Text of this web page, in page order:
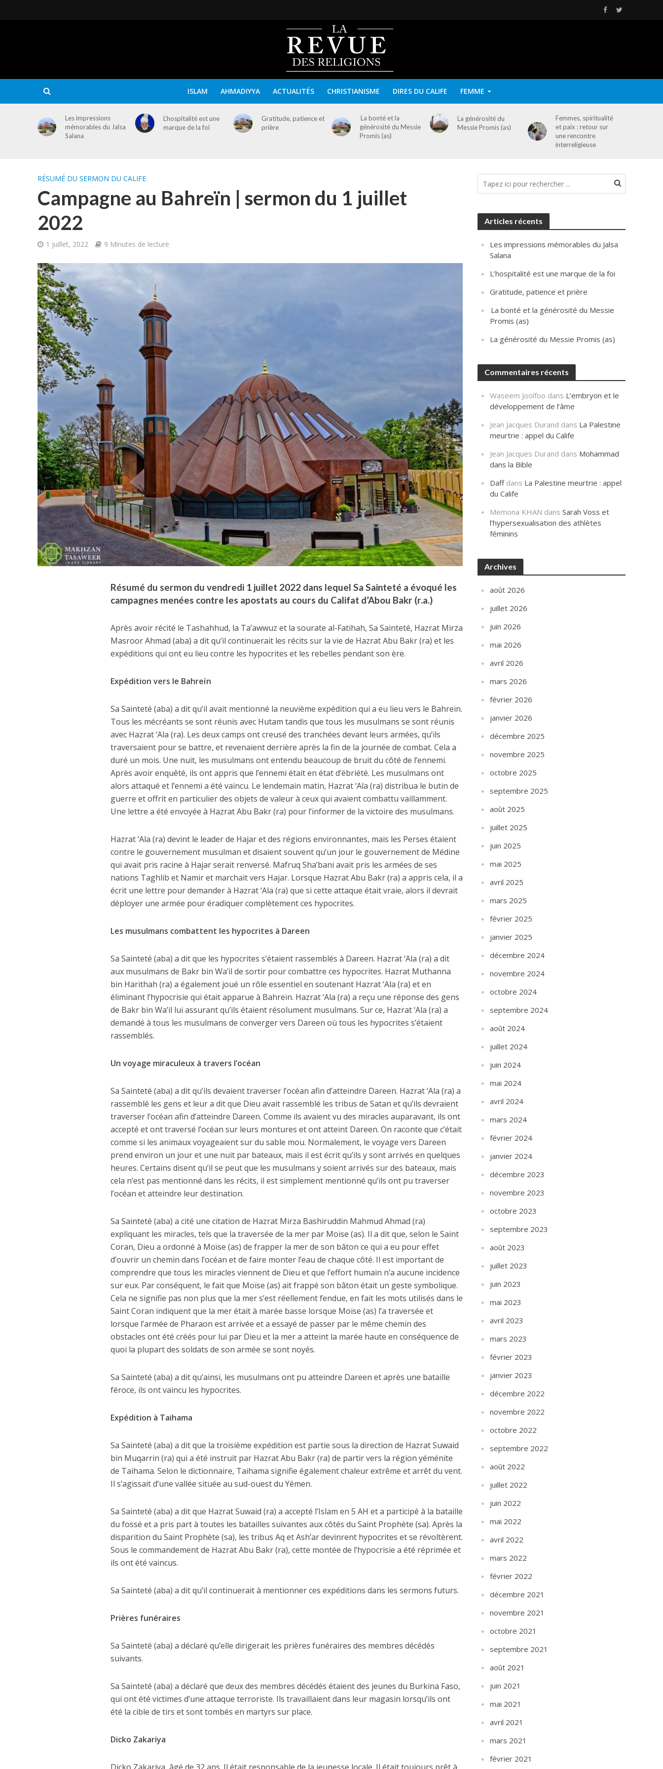
ISLAM AHMADIYYA ACTUALITÉS CHRISTIANISME DIRES DU CALIFE FEMME
Les impressions
mémorables du Jalsa
Salana
L’hospitalité est une
marque de la foi
Gratitude, patience et
prière
La bonté et la
générosité du Messie
Promis (as)
La générosité du
Messie Promis (as)
Femmes, spiritualité
et paix : retour sur
une rencontre
interreligieuse
RÉSUMÉ DU SERMON DU CALIFE
Campagne au Bahreïn | sermon du 1 juillet
2022
1 juillet, 2022 9 Minutes de lecture
Résumé du sermon du vendredi 1 juillet 2022 dans lequel Sa Sainteté a évoqué les
campagnes menées contre les apostats au cours du Califat d’Abou Bakr (r.a.)
Après avoir récité le Tashahhud, la Ta’awwuz et la sourate al-Fatihah, Sa Sainteté, Hazrat Mirza
Masroor Ahmad (aba) a dit qu’il continuerait les récits sur la vie de Hazrat Abu Bakr (ra) et les
expéditions qui ont eu lieu contre les hypocrites et les rebelles pendant son ère.
Expédition vers le Bahreïn
Sa Sainteté (aba) a dit qu’il avait mentionné la neuvième expédition qui a eu lieu vers le Bahreïn.
Tous les mécréants se sont réunis avec Hutam tandis que tous les musulmans se sont réunis
avec Hazrat ‘Ala (ra). Les deux camps ont creusé des tranchées devant leurs armées, qu’ils
traversaient pour se battre, et revenaient derrière après la fin de la journée de combat. Cela a
duré un mois. Une nuit, les musulmans ont entendu beaucoup de bruit du côté de l’ennemi.
Après avoir enquêté, ils ont appris que l’ennemi était en état d’ébriété. Les musulmans ont
alors attaqué et l’ennemi a été vaincu. Le lendemain matin, Hazrat ‘Ala (ra) distribua le butin de
guerre et offrit en particulier des objets de valeur à ceux qui avaient combattu vaillamment.
Une lettre a été envoyée à Hazrat Abu Bakr (ra) pour l’informer de la victoire des musulmans.
Hazrat ‘Ala (ra) devint le leader de Hajar et des régions environnantes, mais les Perses étaient
contre le gouvernement musulman et disaient souvent qu’un jour le gouvernement de Médine
qui avait pris racine à Hajar serait renversé. Mafruq Sha’bani avait pris les armées de ses
nations Taghlib et Namir et marchait vers Hajar. Lorsque Hazrat Abu Bakr (ra) a appris cela, il a
écrit une lettre pour demander à Hazrat ‘Ala (ra) que si cette attaque était vraie, alors il devrait
déployer une armée pour éradiquer complètement ces hypocrites.
Les musulmans combattent les hypocrites à Dareen
Sa Sainteté (aba) a dit que les hypocrites s’étaient rassemblés à Dareen. Hazrat ‘Ala (ra) a dit
aux musulmans de Bakr bin Wa’il de sortir pour combattre ces hypocrites. Hazrat Muthanna
bin Harithah (ra) a également joué un rôle essentiel en soutenant Hazrat ‘Ala (ra) et en
éliminant l’hypocrisie qui était apparue à Bahreïn. Hazrat ‘Ala (ra) a reçu une réponse des gens
de Bakr bin Wa’il lui assurant qu’ils étaient résolument musulmans. Sur ce, Hazrat ‘Ala (ra) a
demandé à tous les musulmans de converger vers Dareen où tous les hypocrites s’étaient
rassemblés.
Un voyage miraculeux à travers l’océan
Sa Sainteté (aba) a dit qu’ils devaient traverser l’océan afin d’atteindre Dareen. Hazrat ‘Ala (ra) a
rassemblé les gens et leur a dit que Dieu avait rassemblé les tribus de Satan et qu’ils devraient
traverser l’océan afin d’atteindre Dareen. Comme ils avaient vu des miracles auparavant, ils ont
accepté et ont traversé l’océan sur leurs montures et ont atteint Dareen. On raconte que c’était
comme si les animaux voyageaient sur du sable mou. Normalement, le voyage vers Dareen
prend environ un jour et une nuit par bateaux, mais il est écrit qu’ils y sont arrivés en quelques
heures. Certains disent qu’il se peut que les musulmans y soient arrivés sur des bateaux, mais
cela n’est pas mentionné dans les récits, il est simplement mentionné qu’ils ont pu traverser
l’océan et atteindre leur destination.
Sa Sainteté (aba) a cité une citation de Hazrat Mirza Bashiruddin Mahmud Ahmad (ra)
expliquant les miracles, tels que la traversée de la mer par Moïse (as). Il a dit que, selon le Saint
Coran, Dieu a ordonné à Moïse (as) de frapper la mer de son bâton ce qui a eu pour effet
d’ouvrir un chemin dans l’océan et de faire monter l’eau de chaque côté. Il est important de
comprendre que tous les miracles viennent de Dieu et que l’effort humain n’a aucune incidence
sur eux. Par conséquent, le fait que Moïse (as) ait frappé son bâton était un geste symbolique.
Cela ne signifie pas non plus que la mer s’est réellement fendue, en fait les mots utilisés dans le
Saint Coran indiquent que la mer était à marée basse lorsque Moïse (as) l’a traversée et
lorsque l’armée de Pharaon est arrivée et a essayé de passer par le même chemin des
obstacles ont été créés pour lui par Dieu et la mer a atteint la marée haute en conséquence de
quoi la plupart des soldats de son armée se sont noyés.
Sa Sainteté (aba) a dit qu’ainsi, les musulmans ont pu atteindre Dareen et après une bataille
féroce, ils ont vaincu les hypocrites.
Expédition à Taihama
Sa Sainteté (aba) a dit que la troisième expédition est partie sous la direction de Hazrat Suwaid
bin Muqarrin (ra) qui a été instruit par Hazrat Abu Bakr (ra) de partir vers la région yéménite
de Taihama. Selon le dictionnaire, Taihama signifie également chaleur extrême et arrêt du vent.
Il s’agissait d’une vallée située au sud-ouest du Yémen.
Sa Sainteté (aba) a dit que Hazrat Suwaid (ra) a accepté l’Islam en 5 AH et a participé à la bataille
du fossé et a pris part à toutes les batailles suivantes aux côtés du Saint Prophète (sa). Après la
disparition du Saint Prophète (sa), les tribus Aq et Ash’ar devinrent hypocrites et se révoltèrent.
Sous le commandement de Hazrat Abu Bakr (ra), cette montée de l’hypocrisie a été réprimée et
ils ont été vaincus.
Sa Sainteté (aba) a dit qu’il continuerait à mentionner ces expéditions dans les sermons futurs.
Prières funéraires
Sa Sainteté (aba) a déclaré qu’elle dirigerait les prières funéraires des membres décédés
suivants.
Sa Sainteté (aba) a déclaré que deux des membres décédés étaient des jeunes du Burkina Faso,
qui ont été victimes d’une attaque terroriste. Ils travaillaient dans leur magasin lorsqu’ils ont
été la cible de tirs et sont tombés en martyrs sur place.
Dicko Zakariya
Articles récents
Les impressions mémorables du Jalsa
Salana
L’hospitalité est une marque de la foi
Gratitude, patience et prière
La bonté et la générosité du Messie
Promis (as)
La générosité du Messie Promis (as)
Commentaires récents
Waseem Joolfoo dans L’embryon et le
développement de l’âme
Jean Jacques Durand dans La Palestine
meurtrie : appel du Calife
Jean Jacques Durand dans Mohammad
dans la Bible
Daffdans La Palestine meurtrie : appel
du Calife
Memona KHAN dansSarah Voss et
l’hypersexualisation des athlètes
féminins
Archives
août 2026
juillet 2026
juin 2026
mai 2026
avril 2026
mars 2026
février 2026
janvier 2026
décembre 2025
novembre 2025
octobre 2025
septembre 2025
août 2025
juillet 2025
juin 2025
mai 2025
avril 2025
mars 2025
février 2025
janvier 2025
décembre 2024
novembre 2024
octobre 2024
septembre 2024
août 2024
juillet 2024
juin 2024
mai 2024
avril 2024
mars 2024
février 2024
janvier 2024
décembre 2023
novembre 2023
octobre 2023
septembre 2023
août 2023
juillet 2023
juin 2023
mai 2023
avril 2023
mars 2023
février 2023
janvier 2023
décembre 2022
novembre 2022
octobre 2022
septembre 2022
août 2022
juillet 2022
juin 2022
mai 2022
avril 2022
mars 2022
février 2022
décembre 2021
novembre 2021
octobre 2021
septembre 2021
août 2021
juin 2021
mai 2021
avril 2021
mars 2021
février 2021